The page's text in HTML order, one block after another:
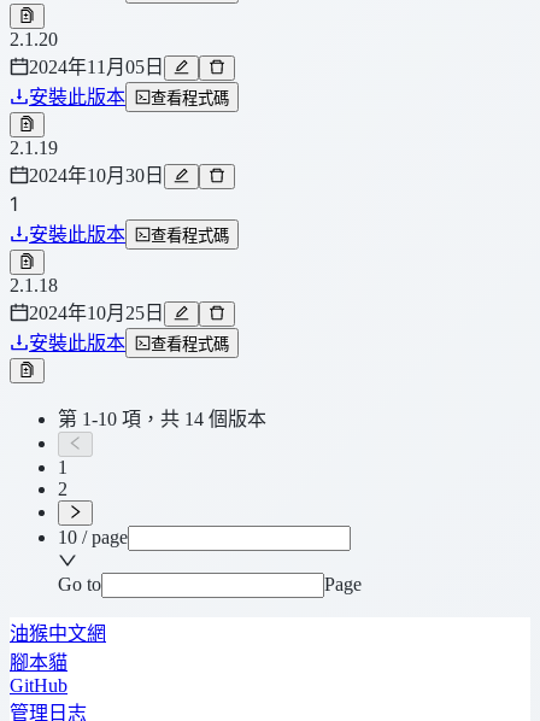
2.1.20
2024年11月05日
安裝此版本
查看程式碼
2.1.19
2024年10月30日
1
安裝此版本 查看程式碼
2.1.18
2024年10月25日
安裝此版本
查看程式碼
第 1-10 項，共 14 個版本
1
2
10 / page
Go to Page
油猴中文網
腳本貓
GitHub
管理日志